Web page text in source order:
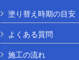
塗り替え時期の目安
よくある質問
施工の流れ